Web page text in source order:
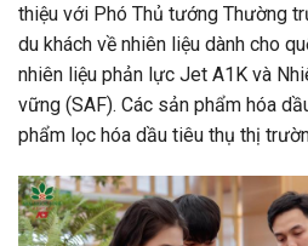
thiệu với Phó Thủ tướng Thường
du khách về nhiên liệu dành cho
nhiên liệu phản lực Jet A1K và
vững (SAF). Các sản phẩm hóa
phẩm lọc hóa dầu tiêu thụ thị